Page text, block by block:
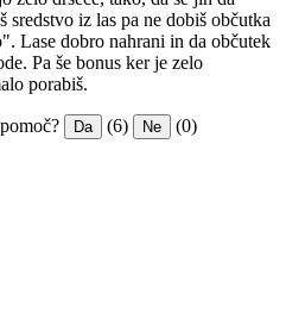
sredstvo iz las pa ne dobiš občutka
Lase dobro nahrani in da občutek
Pa še bonus ker je zelo
porabiš.
Da (6) Ne (0)